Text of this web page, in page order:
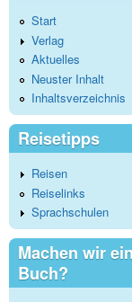
Start
Verlag
Aktuelles
Neuster Inhalt
Inhaltsverzeichnis
Reisetipps
Reisen
Reiselinks
Sprachschulen
Machen wir ein
Buch?